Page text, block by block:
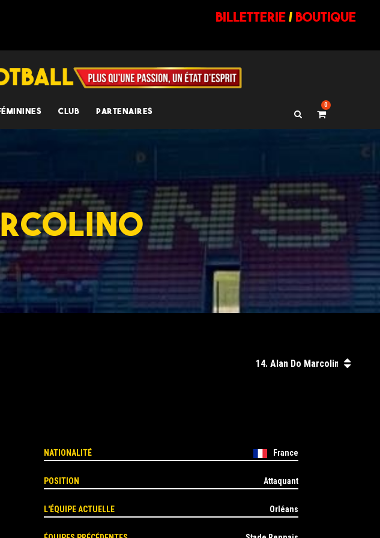
billetterie/ BOUTIQUE
CLUB PARTENAIRES
0
NATIONALITÉ France
POSITION Attaquant
L'ÉQUIPE ACTUELLE Orléans